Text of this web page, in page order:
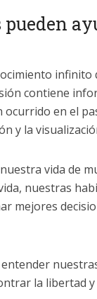
contiene
en el
y la
vida de
nuestras
mejores
la libertad